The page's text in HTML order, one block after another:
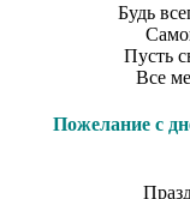
Будь
Пусть
Все
Пожелание с